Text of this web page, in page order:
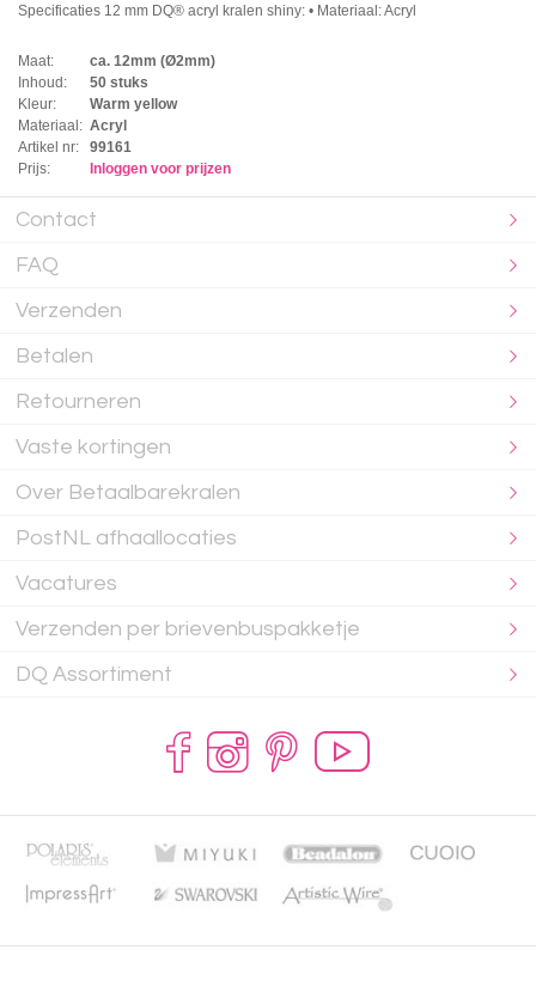
Specificaties 12 mm DQ® acryl kralen shiny: • Materiaal: Acryl
Maat:
ca. 12mm (Ø2mm)
Inhoud:
50 stuks
Kleur:
Warm yellow
Materiaal: Acryl
Artikel nr:
99161
Prijs:
Inloggen voor prijzen
Contact
FAQ
Verzenden
Betalen
Retourneren
Vaste kortingen
Over Betaalbarekralen
PostNL afhaallocaties
Vacatures
Verzenden per brievenbuspakketje
DQ Assortiment